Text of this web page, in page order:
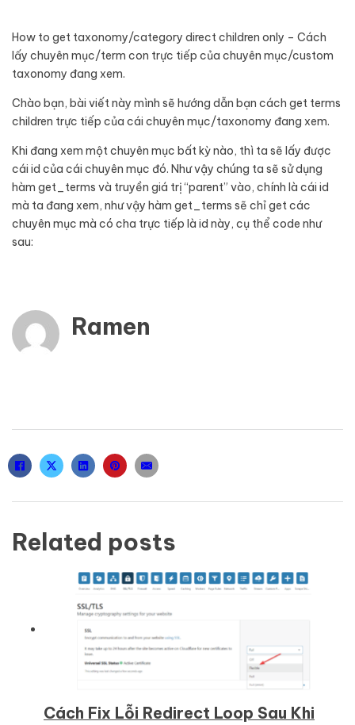
How to get taxonomy/category direct children only – Cách
lấy chuyên mục/term con trực tiếp của chuyên mục/custom
taxonomy đang xem.
Chào bạn, bài viết này mình sẽ hướng dẫn bạn cách get terms
children trực tiếp của cái chuyên mục/taxonomy đang xem.
Khi đang xem một chuyên mục bất kỳ nào, thì ta sẽ lấy được
cái id của cái chuyên mục đó. Như vậy chúng ta sẽ sử dụng
hàm get_terms và truyền giá trị “parent” vào, chính là cái id
mà ta đang xem, như vậy hàm get_terms sẽ chỉ get các
chuyên mục mà có cha trực tiếp là id này, cụ thể code như
sau:
Ramen
Related posts
Cách Fix Lỗi Redirect Loop Sau Khi